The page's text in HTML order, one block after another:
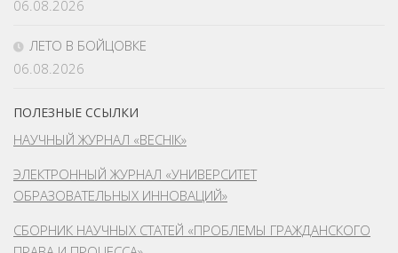
06.08.2026
ЛЕТО В БОЙЦОВКЕ
06.08.2026
ПОЛЕЗНЫЕ ССЫЛКИ
НАУЧНЫЙ ЖУРНАЛ «ВЕСНІК»
ЭЛЕКТРОННЫЙ ЖУРНАЛ «УНИВЕРСИТЕТ
ОБРАЗОВАТЕЛЬНЫХ ИННОВАЦИЙ»
СБОРНИК НАУЧНЫХ СТАТЕЙ «ПРОБЛЕМЫ ГРАЖДАНСКОГО